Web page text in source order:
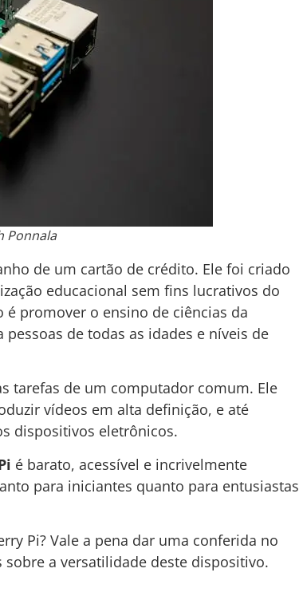
Ponnala
de um cartão de crédito. Ele foi criado
educacional sem fins lucrativos do
promover o ensino de ciências da
de todas as idades e níveis de
tarefas de um computador comum. Ele
vídeos em alta definição, e até
dispositivos eletrônicos.
é barato, acessível e incrivelmente
para iniciantes quanto para entusiastas
Pi? Vale a pena dar uma conferida no
a versatilidade deste dispositivo.